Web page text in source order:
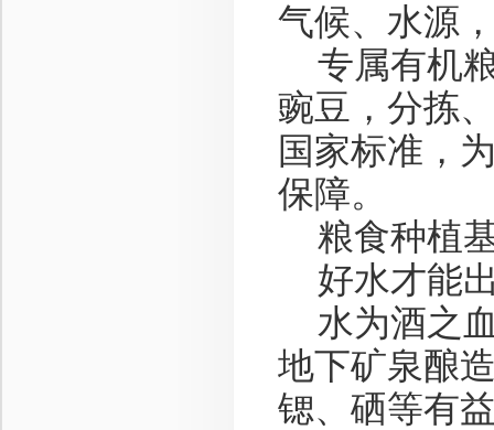
气候、水源
专属有机
豌豆，分拣
国家标准，
保障。
粮食种植
好水才能
水为酒之
地下矿泉酿
锶、硒等有